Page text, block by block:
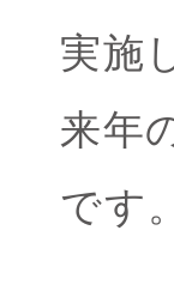
実施
来年
です。